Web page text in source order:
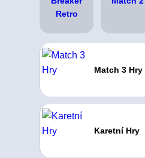
Match 3 Hry
Karetní Hry